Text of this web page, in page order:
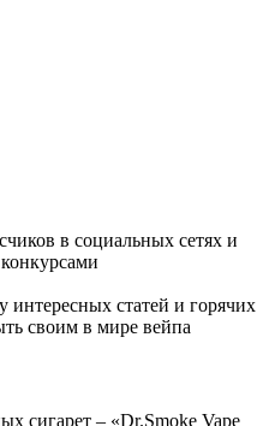
в социальных сетях и
статей и горячих
своим в мире вейпа
сигарет – «Dr.Smoke Vape